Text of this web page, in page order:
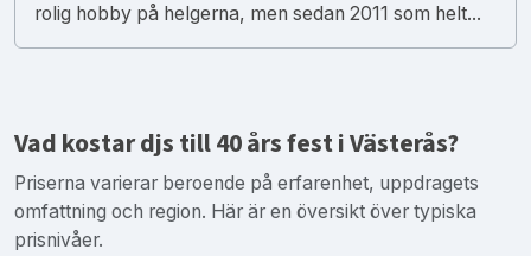
rolig hobby på helgerna, men sedan 2011 som helt...
Vad kostar djs till 40 års fest i Västerås?
Priserna varierar beroende på erfarenhet, uppdragets
omfattning och region. Här är en översikt över typiska
prisnivåer.